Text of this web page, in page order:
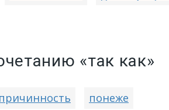
«так как»
причинность понеже